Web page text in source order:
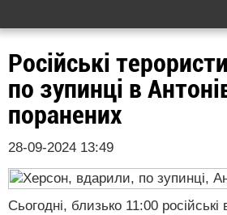
Російські
по зупинці в
поранених
28-09-2024 13:49
Сьогодні, близько 11:00 російські